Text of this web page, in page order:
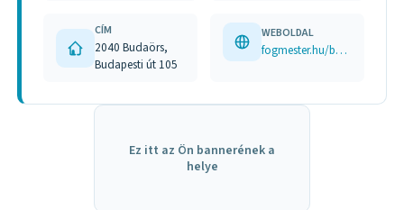
CÍM
2040 Budaörs,
Budapesti út 105
WEBOLDAL
fogmester.hu/botox/ www.facebook.com/profile.php?id=100087078287107
Ez itt az Ön bannerének a
helye